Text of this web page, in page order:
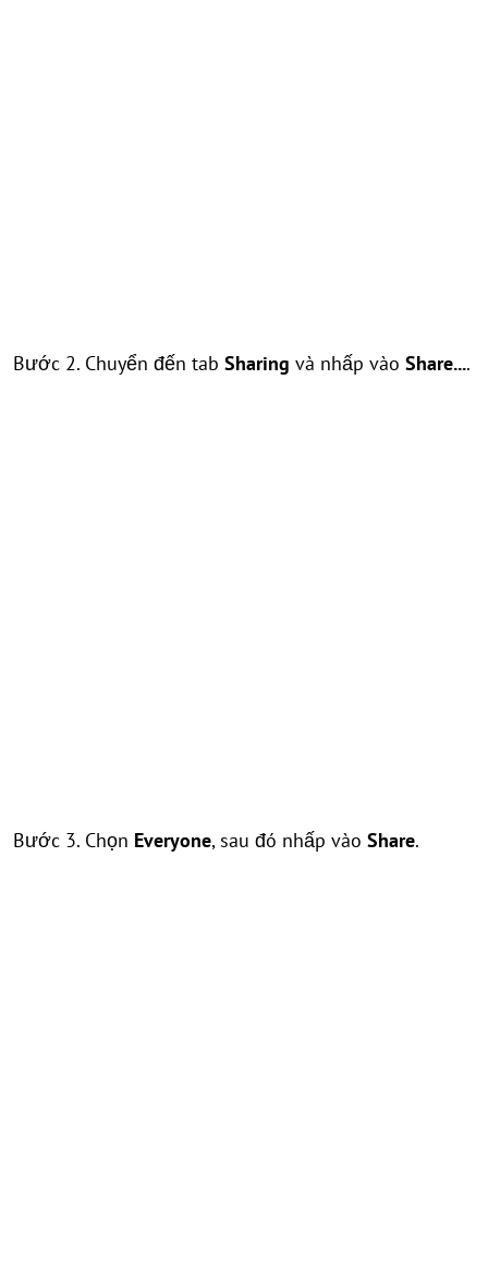
Bước 2. Chuyển đến tab Sharing và nhấp vào Share....
Bước 3. Chọn Everyone, sau đó nhấp vào Share.